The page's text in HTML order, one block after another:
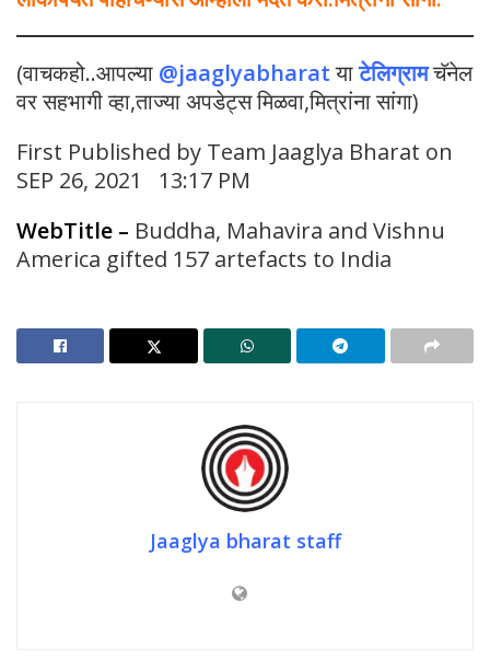
(वाचकहो..आपल्या @jaaglyabharat याटेलिग्रामचॅनेल
वर सहभागी व्हा,ताज्या अपडेट्स मिळवा,मित्रांना सांगा)
First Published by Team Jaaglya Bharat on
SEP 26, 2021 13:17 PM
WebTitle – Buddha, Mahavira and Vishnu
America gifted 157 artefacts to India
Jaaglya bharat staff